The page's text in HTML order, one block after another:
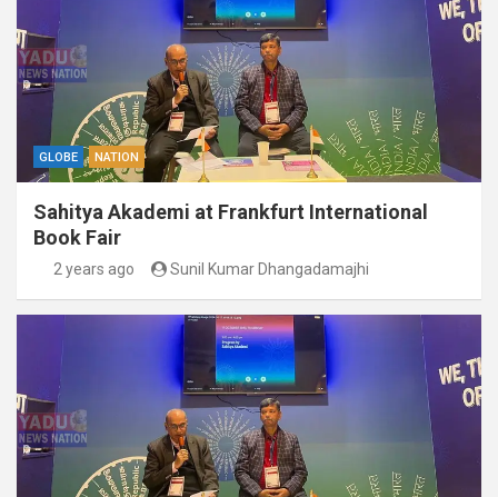
GLOBE NATION
Sahitya Akademi at Frankfurt International
Book Fair
2 years ago Sunil Kumar Dhangadamajhi